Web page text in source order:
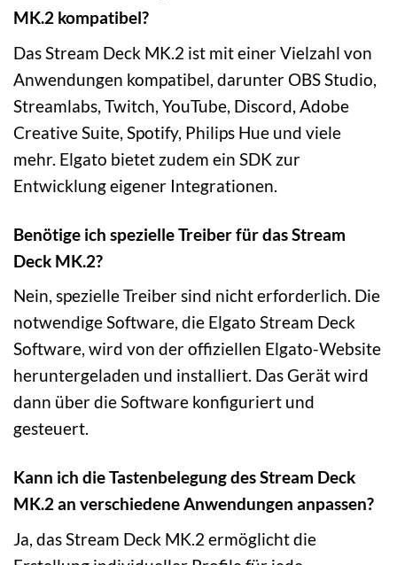
MK.2 kompatibel?
Das Stream Deck MK.2 ist mit einer Vielzahl von
Anwendungen kompatibel, darunter OBS Studio,
Streamlabs, Twitch, YouTube, Discord, Adobe
Creative Suite, Spotify, Philips Hue und viele
mehr. Elgato bietet zudem ein SDK zur
Entwicklung eigener Integrationen.
Benötige ich spezielle Treiber für das Stream
Deck MK.2?
Nein, spezielle Treiber sind nicht erforderlich. Die
notwendige Software, die Elgato Stream Deck
Software, wird von der offiziellen Elgato-Website
heruntergeladen und installiert. Das Gerät wird
dann über die Software konfiguriert und
gesteuert.
Kann ich die Tastenbelegung des Stream Deck
MK.2 an verschiedene Anwendungen anpassen?
Ja, das Stream Deck MK.2 ermöglicht die